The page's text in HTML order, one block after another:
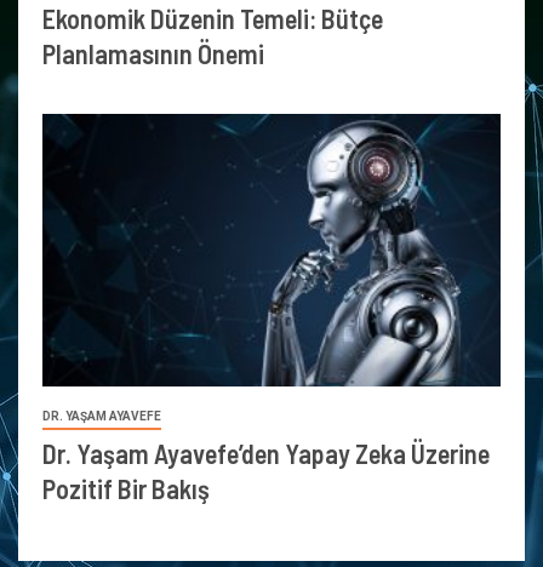
Ekonomik Düzenin Temeli: Bütçe
Planlamasının Önemi
DR. YAŞAM AYAVEFE
Dr. Yaşam Ayavefe’den Yapay Zeka Üzerine
Pozitif Bir Bakış